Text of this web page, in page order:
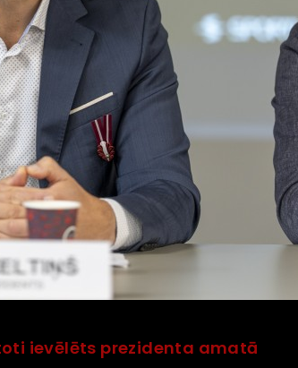
ievēlēts prezidenta amatā